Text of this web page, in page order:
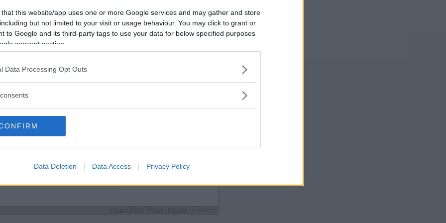
that this website/app uses one or more Google services and may gather and store
but not limited to your visit or usage behaviour. You may click to grant or
to Google and its third-party tags to use your data for below specified purposes
consent section.
Data Processing Opt Outs
Data Deletion Data Access Privacy Policy
Avbrutna
0
Oavgjorda
19
Jag äter
Annat
Hemligt
J
Vill du bli
medlem?